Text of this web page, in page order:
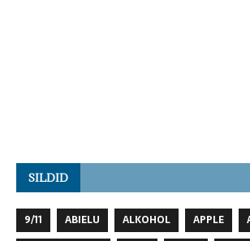
SILDID
9/11 ABIELU ALKOHOL APPLE